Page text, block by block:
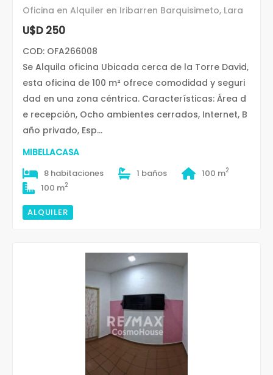
Oficina en Alquiler en Iribarren Barquisimeto, Lara
U$D 250
COD: OFA266008
Se Alquila oficina Ubicada cerca de la Torre David,
esta oficina de 100 m² ofrece comodidad y seguri
dad en una zona céntrica. Características: Área d
e recepción, Ocho ambientes cerrados, Internet, B
año privado, Esp...
MIBELLACASA
8 habitaciones 1 baños 100 m2
100 m2
ALQUILER